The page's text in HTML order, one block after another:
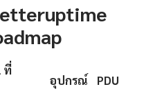
ที่
อุปกรณ์ PDU